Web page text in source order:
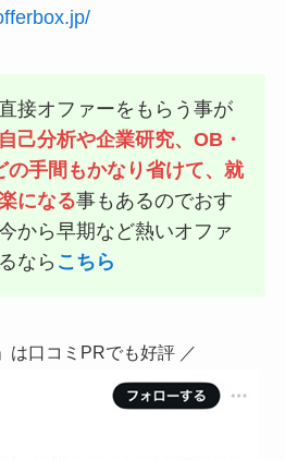
接オファーをもらう事が
己分析や企業研究、OB・
の手間もかなり省けて、就
になる事もあるのでおす
から早期など熱いオファ
なら こちら
は口コミPRでも好評 ／